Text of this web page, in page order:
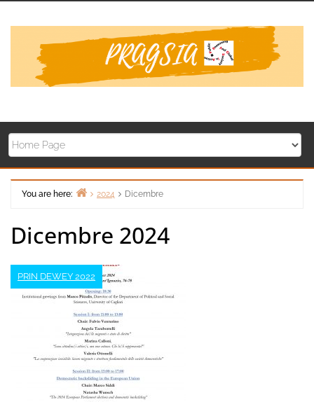
You are here:
2024 Dicembre
Dicembre 2024
PRIN DEWEY 2022